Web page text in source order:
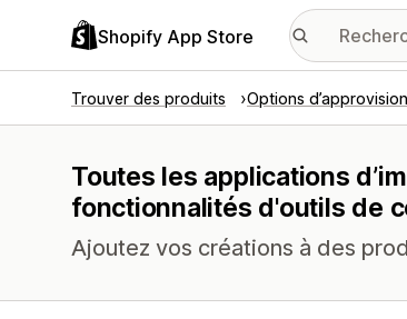
Shopify App Store
Trouver des produits Options
Toutes les applications
fonctionnalités d'outils de
Ajoutez vos créations à des